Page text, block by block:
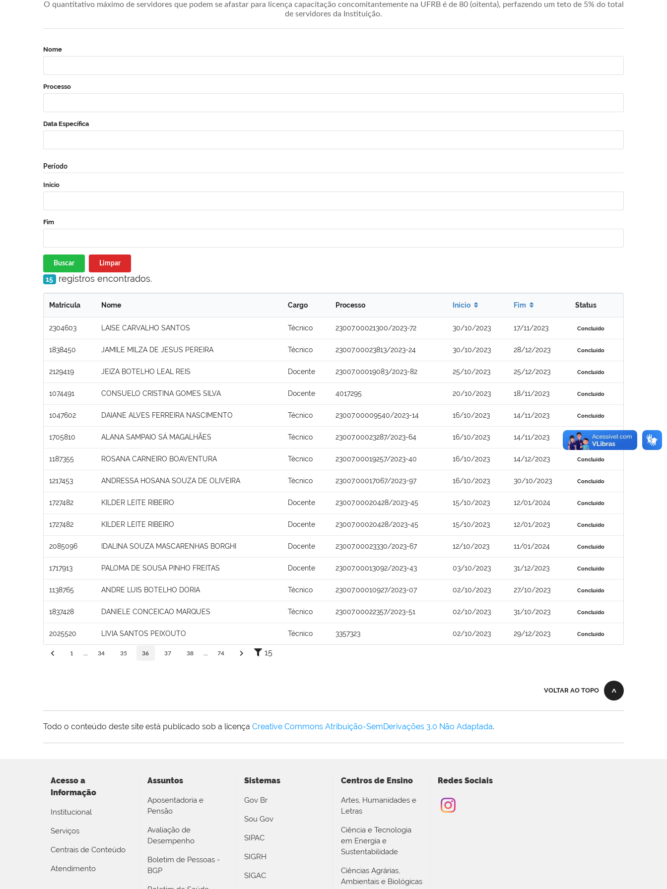
O quantitativo máximo de servidores que podem se afastar para licença capacitação concomitantemente na UFRB é de 80 (oitenta), perfazendo um teto de 5% do total
de servidores da Instituição.
Nome
Processo
Data Específica
Período
Início
Fim
Buscar Limpar
15 registros encontrados.
Matrícula Nome Cargo Processo Início Fim Status
2304603 LAISE CARVALHO SANTOS Técnico 23007.00021300/2023-72 30/10/2023 17/11/2023 Concluído
1838450 JAMILE MILZA DE JESUS PEREIRA Técnico 23007.00023813/2023-24 30/10/2023 28/12/2023 Concluído
2129419 JEIZA BOTELHO LEAL REIS Docente 23007.00019083/2023-82 25/10/2023 25/12/2023 Concluído
1074491 CONSUELO CRISTINA GOMES SILVA Docente 4017295 20/10/2023 18/11/2023 Concluído
1047602 DAIANE ALVES FERREIRA NASCIMENTO Técnico 23007.00009540/2023-14 16/10/2023 14/11/2023 Concluído
1705810 ALANA SAMPAIO SÁ MAGALHÃES Técnico 23007.00023287/2023-64 16/10/2023 14/11/2023 Concluído
1187355 ROSANA CARNEIRO BOAVENTURA Técnico 23007.00019257/2023-40 16/10/2023 14/12/2023 Concluído
1217453 ANDRESSA HOSANA SOUZA DE OLIVEIRA Técnico 23007.00017067/2023-97 16/10/2023 30/10/2023 Concluído
1727482 KILDER LEITE RIBEIRO Docente 23007.00020428/2023-45 15/10/2023 12/01/2024 Concluído
1727482 KILDER LEITE RIBEIRO Docente 23007.00020428/2023-45 15/10/2023 12/01/2023 Concluído
2085096 IDALINA SOUZA MASCARENHAS BORGHI Docente 23007.00023330/2023-67 12/10/2023 11/01/2024 Concluído
1717913 PALOMA DE SOUSA PINHO FREITAS Docente 23007.00013092/2023-43 03/10/2023 31/12/2023 Concluído
1138765 ANDRE LUIS BOTELHO DORIA Técnico 23007.00010927/2023-07 02/10/2023 27/10/2023 Concluído
1837428 DANIELE CONCEICAO MARQUES Técnico 23007.00022357/2023-51 02/10/2023 31/10/2023 Concluído
2025520 LIVIA SANTOS PEIXOUTO Técnico 3357323 02/10/2023 29/12/2023 Concluído
1 34 35 36 37 38 74 15
VOLTAR AO TOPO
Todo o conteúdo deste site está publicado sob a licença Creative Commons Atribuição-SemDerivações 3.0 Não Adaptada.
Acesso a
Informação
Institucional
Serviços
Centrais de Conteúdo
Atendimento
Assuntos
Aposentadoria e
Pensão
Avaliação de
Desempenho
Boletim de Pessoas -
BGP
Sistemas
Gov Br
Sou Gov
SIPAC
SIGRH
SIGAC
Centros de Ensino
Artes, Humanidades e
Letras
Ciência e Tecnologia
em Energia e
Sustentabilidade
Ciências Agrárias,
Ambientais e Biológicas
Redes Sociais